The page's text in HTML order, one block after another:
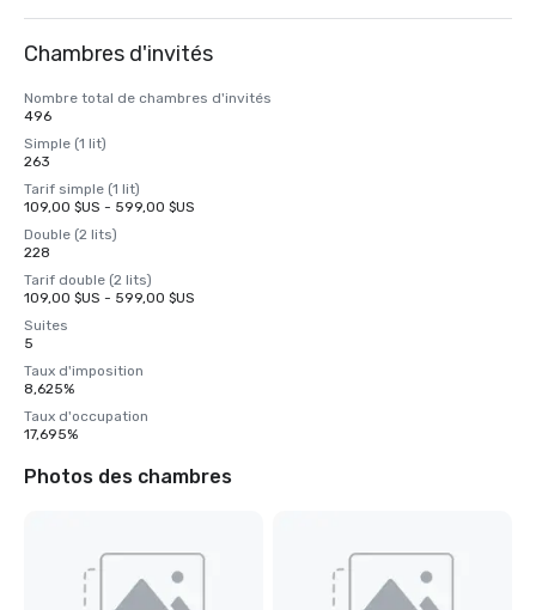
Chambres d'invités
Nombre total de chambres d'invités
496
Simple (1 lit)
263
Tarif simple (1 lit)
109,00 $US - 599,00 $US
Double (2 lits)
228
Tarif double (2 lits)
109,00 $US - 599,00 $US
Suites
5
Taux d'imposition
8,625%
Taux d'occupation
17,695%
Photos des chambres